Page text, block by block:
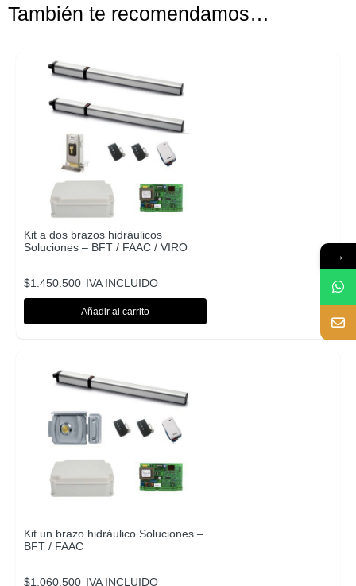
También te recomendamos…
Kit a dos brazos hidráulicos
Soluciones – BFT / FAAC / VIRO
$1.450.500 IVA INCLUIDO
Añadir al carrito
Kit un brazo hidráulico Soluciones –
BFT / FAAC
$1.060.500 IVA INCLUIDO
→